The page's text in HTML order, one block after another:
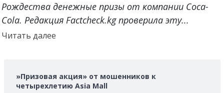
Рождества денежные призы от компании Coca-
Cola. Редакция Factcheck.kg проверила эту...
Читать далееПрочитать
»Призовая акция» от мошенников к
четырехлетию Asia Mall